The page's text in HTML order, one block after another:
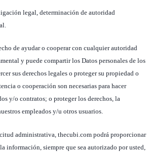
legal, determinación de autoridad
de ayudar o cooperar con cualquier autoridad
y puede compartir los Datos personales de los
sus derechos legales o proteger su propiedad o
o cooperación son necesarias para hacer
y/o contratos; o proteger los derechos, la
empleados y/u otros usuarios.
administrativa, thecubi.com podrá proporcionar
información, siempre que sea autorizado por usted,